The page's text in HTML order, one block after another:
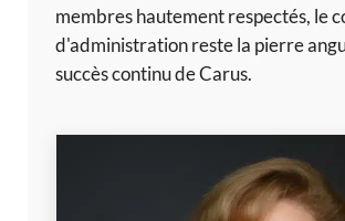
membres hautement respectés, le
d'administration reste la pierre
succès continu de Carus.